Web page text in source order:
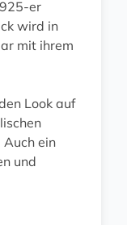
er
wird in
mit ihrem
Look auf
Auch ein
und